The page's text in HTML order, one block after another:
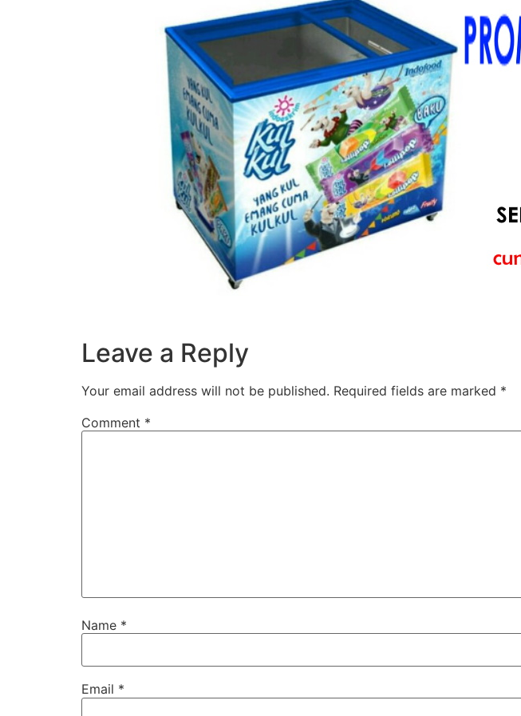
Leave a Reply
Your email address will not be published. Required fields are marked *
Comment *
Name *
Email *